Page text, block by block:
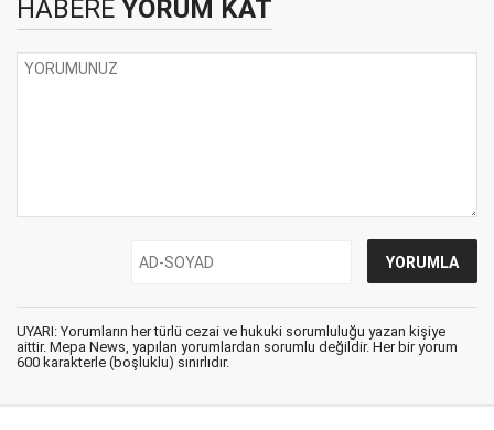
HABERE YORUM KAT
UYARI: Yorumların her türlü cezai ve hukuki sorumluluğu yazan kişiye
aittir. Mepa News, yapılan yorumlardan sorumlu değildir. Her bir yorum
600 karakterle (boşluklu) sınırlıdır.